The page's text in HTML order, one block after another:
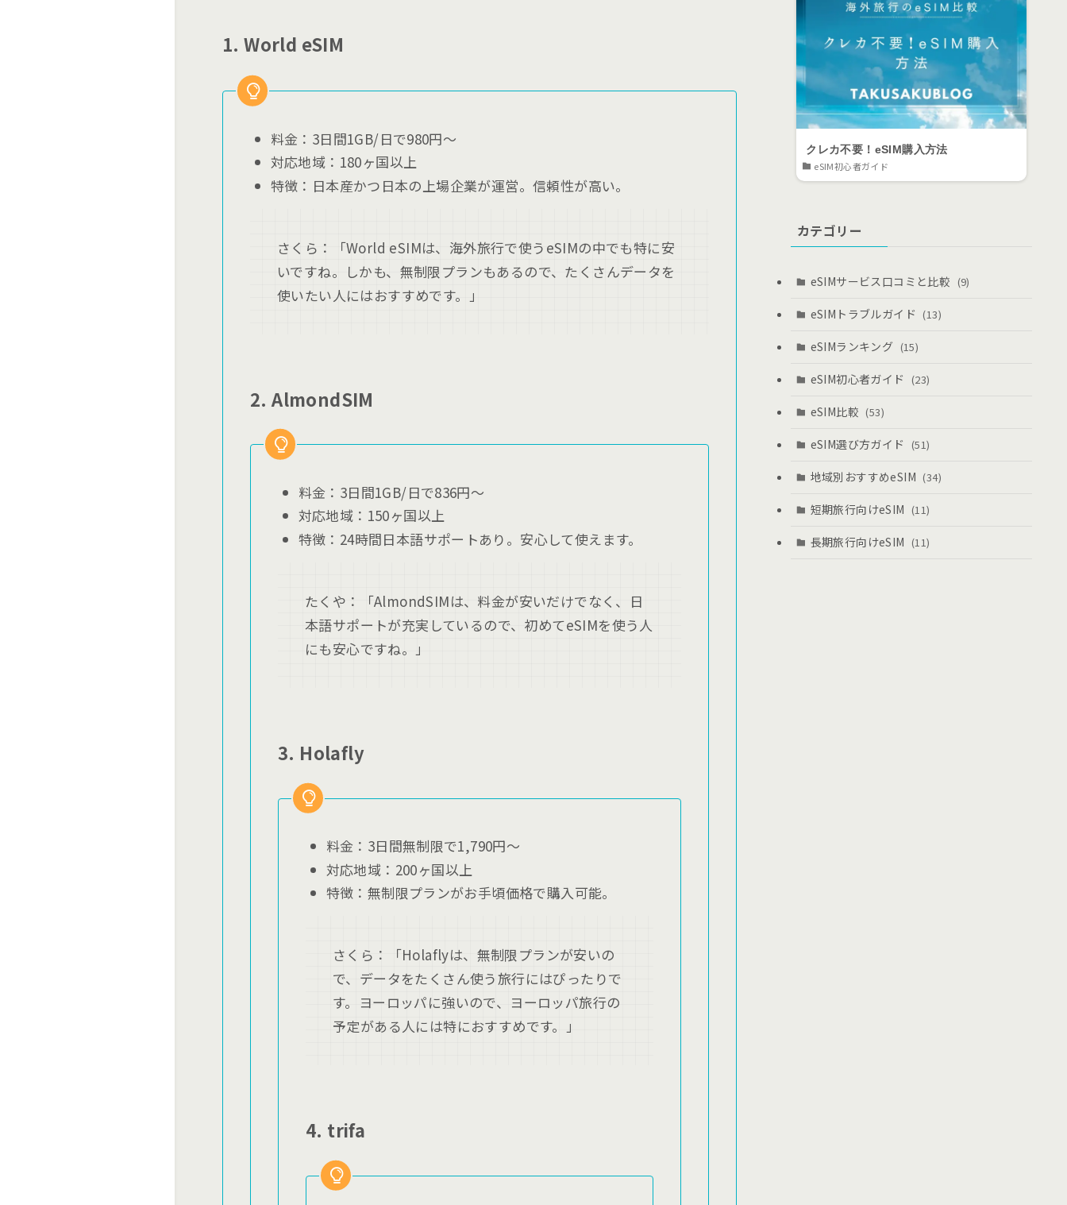
1. World eSIM
料金：3日間1GB/日で980円〜
対応地域：180ヶ国以上
特徴：日本産かつ日本の上場企業が運営。信頼性が高い。
さくら：「World eSIMは、海外旅行で使うeSIMの中でも特に安
いですね。しかも、無制限プランもあるので、たくさんデータを
使いたい人にはおすすめです。」
2. AlmondSIM
料金：3日間1GB/日で836円〜
対応地域：150ヶ国以上
特徴：24時間日本語サポートあり。安心して使えます。
たくや：「AlmondSIMは、料金が安いだけでなく、日
本語サポートが充実しているので、初めてeSIMを使う人
にも安心ですね。」
3. Holafly
料金：3日間無制限で1,790円〜
対応地域：200ヶ国以上
特徴：無制限プランがお手頃価格で購入可能。
さくら：「Holaflyは、無制限プランが安いの
で、データをたくさん使う旅行にはぴったりで
す。ヨーロッパに強いので、ヨーロッパ旅行の
予定がある人には特におすすめです。」
4. trifa
クレカ不要！eSIM購入方法
eSIM初心者ガイド
カテゴリー
eSIMサービス口コミと比較 (9)
eSIMトラブルガイド (13)
eSIMランキング (15)
eSIM初心者ガイド (23)
eSIM比較 (53)
eSIM選び方ガイド (51)
地域別おすすめeSIM (34)
短期旅行向けeSIM (11)
長期旅行向けeSIM (11)